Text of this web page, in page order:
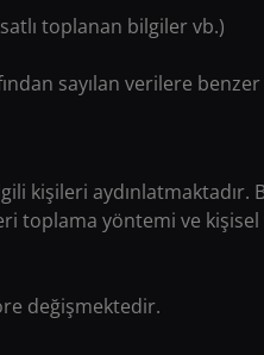
toplanan bilgiler vb.)
sayılan verilere
kişileri
toplama yöntemi ve
değişmektedir.